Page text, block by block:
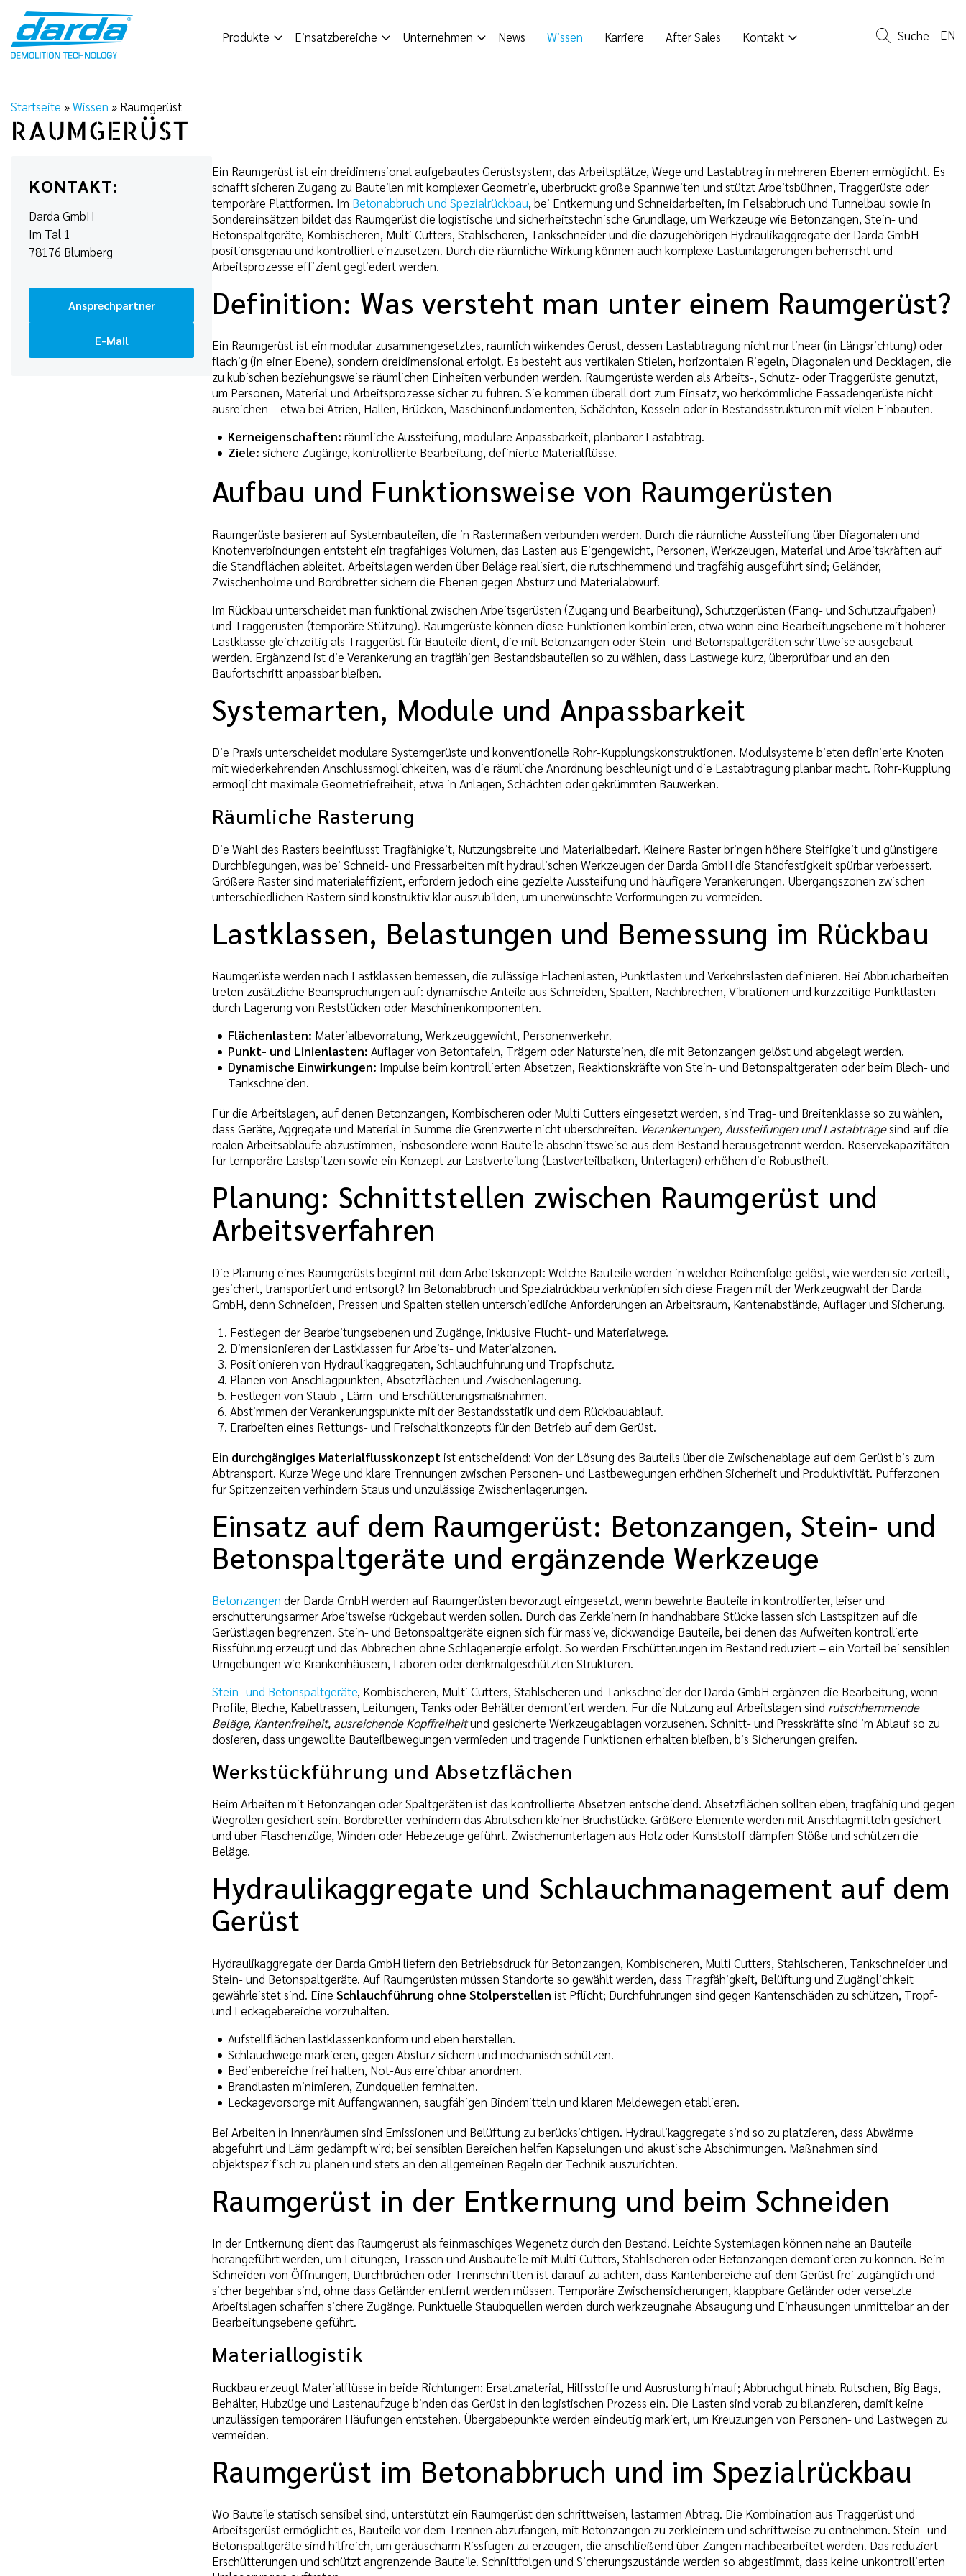
content
Produkte Einsatzbereiche Unternehmen News Wissen Karriere After Sales Kontakt Suche EN
Startseite »Wissen » Raumgerüst
RAUMGERÜST
KONTAKT:
Darda GmbH
Im Tal 1
78176 Blumberg
Ansprechpartner
E-Mail
Ein Raumgerüst ist ein dreidimensional aufgebautes Gerüstsystem, das Arbeitsplätze, Wege und Lastabtrag in mehreren Ebenen ermöglicht. Es
schafft sicheren Zugang zu Bauteilen mit komplexer Geometrie, überbrückt große Spannweiten und stützt Arbeitsbühnen, Traggerüste oder
temporäre Plattformen. Im Betonabbruch und Spezialrückbau, bei Entkernung und Schneidarbeiten, im Felsabbruch und Tunnelbau sowie in
Sondereinsätzen bildet das Raumgerüst die logistische und sicherheitstechnische Grundlage, um Werkzeuge wie Betonzangen, Stein- und
Betonspaltgeräte, Kombischeren, Multi Cutters, Stahlscheren, Tankschneider und die dazugehörigen Hydraulikaggregate der Darda GmbH
positionsgenau und kontrolliert einzusetzen. Durch die räumliche Wirkung können auch komplexe Lastumlagerungen beherrscht und
Arbeitsprozesse effizient gegliedert werden.
Definition: Was versteht man unter einem Raumgerüst?
Ein Raumgerüst ist ein modular zusammengesetztes, räumlich wirkendes Gerüst, dessen Lastabtragung nicht nur linear (in Längsrichtung) oder
flächig (in einer Ebene), sondern dreidimensional erfolgt. Es besteht aus vertikalen Stielen, horizontalen Riegeln, Diagonalen und Decklagen, die
zu kubischen beziehungsweise räumlichen Einheiten verbunden werden. Raumgerüste werden als Arbeits-, Schutz- oder Traggerüste genutzt,
um Personen, Material und Arbeitsprozesse sicher zu führen. Sie kommen überall dort zum Einsatz, wo herkömmliche Fassadengerüste nicht
ausreichen – etwa bei Atrien, Hallen, Brücken, Maschinenfundamenten, Schächten, Kesseln oder in Bestandsstrukturen mit vielen Einbauten.
Kerneigenschaften: räumliche Aussteifung, modulare Anpassbarkeit, planbarer Lastabtrag.
Ziele: sichere Zugänge, kontrollierte Bearbeitung, definierte Materialflüsse.
Aufbau und Funktionsweise von Raumgerüsten
Raumgerüste basieren auf Systembauteilen, die in Rastermaßen verbunden werden. Durch die räumliche Aussteifung über Diagonalen und
Knotenverbindungen entsteht ein tragfähiges Volumen, das Lasten aus Eigengewicht, Personen, Werkzeugen, Material und Arbeitskräften auf
die Standflächen ableitet. Arbeitslagen werden über Beläge realisiert, die rutschhemmend und tragfähig ausgeführt sind; Geländer,
Zwischenholme und Bordbretter sichern die Ebenen gegen Absturz und Materialabwurf.
Im Rückbau unterscheidet man funktional zwischen Arbeitsgerüsten (Zugang und Bearbeitung), Schutzgerüsten (Fang- und Schutzaufgaben)
und Traggerüsten (temporäre Stützung). Raumgerüste können diese Funktionen kombinieren, etwa wenn eine Bearbeitungsebene mit höherer
Lastklasse gleichzeitig als Traggerüst für Bauteile dient, die mit Betonzangen oder Stein- und Betonspaltgeräten schrittweise ausgebaut
werden. Ergänzend ist die Verankerung an tragfähigen Bestandsbauteilen so zu wählen, dass Lastwege kurz, überprüfbar und an den
Baufortschritt anpassbar bleiben.
Systemarten, Module und Anpassbarkeit
Die Praxis unterscheidet modulare Systemgerüste und konventionelle Rohr-Kupplungskonstruktionen. Modulsysteme bieten definierte Knoten
mit wiederkehrenden Anschlussmöglichkeiten, was die räumliche Anordnung beschleunigt und die Lastabtragung planbar macht. Rohr-Kupplung
ermöglicht maximale Geometriefreiheit, etwa in Anlagen, Schächten oder gekrümmten Bauwerken.
Räumliche Rasterung
Die Wahl des Rasters beeinflusst Tragfähigkeit, Nutzungsbreite und Materialbedarf. Kleinere Raster bringen höhere Steifigkeit und günstigere
Durchbiegungen, was bei Schneid- und Pressarbeiten mit hydraulischen Werkzeugen der Darda GmbH die Standfestigkeit spürbar verbessert.
Größere Raster sind materialeffizient, erfordern jedoch eine gezielte Aussteifung und häufigere Verankerungen. Übergangszonen zwischen
unterschiedlichen Rastern sind konstruktiv klar auszubilden, um unerwünschte Verformungen zu vermeiden.
Lastklassen, Belastungen und Bemessung im Rückbau
Raumgerüste werden nach Lastklassen bemessen, die zulässige Flächenlasten, Punktlasten und Verkehrslasten definieren. Bei Abbrucharbeiten
treten zusätzliche Beanspruchungen auf: dynamische Anteile aus Schneiden, Spalten, Nachbrechen, Vibrationen und kurzzeitige Punktlasten
durch Lagerung von Reststücken oder Maschinenkomponenten.
Flächenlasten: Materialbevorratung, Werkzeuggewicht, Personenverkehr.
Punkt- und Linienlasten: Auflager von Betontafeln, Trägern oder Natursteinen, die mit Betonzangen gelöst und abgelegt werden.
Dynamische Einwirkungen: Impulse beim kontrollierten Absetzen, Reaktionskräfte von Stein- und Betonspaltgeräten oder beim Blech- und
Tankschneiden.
Für die Arbeitslagen, auf denen Betonzangen, Kombischeren oder Multi Cutters eingesetzt werden, sind Trag- und Breitenklasse so zu wählen,
dass Geräte, Aggregate und Material in Summe die Grenzwerte nicht überschreiten. Verankerungen, Aussteifungen und Lastabträgesind auf die
realen Arbeitsabläufe abzustimmen, insbesondere wenn Bauteile abschnittsweise aus dem Bestand herausgetrennt werden. Reservekapazitäten
für temporäre Lastspitzen sowie ein Konzept zur Lastverteilung (Lastverteilbalken, Unterlagen) erhöhen die Robustheit.
Planung: Schnittstellen zwischen Raumgerüst und
Arbeitsverfahren
Die Planung eines Raumgerüsts beginnt mit dem Arbeitskonzept: Welche Bauteile werden in welcher Reihenfolge gelöst, wie werden sie zerteilt,
gesichert, transportiert und entsorgt? Im Betonabbruch und Spezialrückbau verknüpfen sich diese Fragen mit der Werkzeugwahl der Darda
GmbH, denn Schneiden, Pressen und Spalten stellen unterschiedliche Anforderungen an Arbeitsraum, Kantenabstände, Auflager und Sicherung.
Festlegen der Bearbeitungsebenen und Zugänge, inklusive Flucht- und Materialwege.
Dimensionieren der Lastklassen für Arbeits- und Materialzonen.
Positionieren von Hydraulikaggregaten, Schlauchführung und Tropfschutz.
Planen von Anschlagpunkten, Absetzflächen und Zwischenlagerung.
Festlegen von Staub-, Lärm- und Erschütterungsmaßnahmen.
Abstimmen der Verankerungspunkte mit der Bestandsstatik und dem Rückbauablauf.
Erarbeiten eines Rettungs- und Freischaltkonzepts für den Betrieb auf dem Gerüst.
Ein durchgängiges Materialflusskonzept ist entscheidend: Von der Lösung des Bauteils über die Zwischenablage auf dem Gerüst bis zum
Abtransport. Kurze Wege und klare Trennungen zwischen Personen- und Lastbewegungen erhöhen Sicherheit und Produktivität. Pufferzonen
für Spitzenzeiten verhindern Staus und unzulässige Zwischenlagerungen.
Einsatz auf dem Raumgerüst: Betonzangen, Stein- und
Betonspaltgeräte und ergänzende Werkzeuge
Betonzangen der Darda GmbH werden auf Raumgerüsten bevorzugt eingesetzt, wenn bewehrte Bauteile in kontrollierter, leiser und
erschütterungsarmer Arbeitsweise rückgebaut werden sollen. Durch das Zerkleinern in handhabbare Stücke lassen sich Lastspitzen auf die
Gerüstlagen begrenzen. Stein- und Betonspaltgeräte eignen sich für massive, dickwandige Bauteile, bei denen das Aufweiten kontrollierte
Rissführung erzeugt und das Abbrechen ohne Schlagenergie erfolgt. So werden Erschütterungen im Bestand reduziert – ein Vorteil bei sensiblen
Umgebungen wie Krankenhäusern, Laboren oder denkmalgeschützten Strukturen.
Stein- und Betonspaltgeräte, Kombischeren, Multi Cutters, Stahlscheren und Tankschneider der Darda GmbH ergänzen die Bearbeitung, wenn
Profile, Bleche, Kabeltrassen, Leitungen, Tanks oder Behälter demontiert werden. Für die Nutzung auf Arbeitslagen sind rutschhemmende
Beläge, Kantenfreiheit, ausreichende Kopffreiheitund gesicherte Werkzeugablagen vorzusehen. Schnitt- und Presskräfte sind im Ablauf so zu
dosieren, dass ungewollte Bauteilbewegungen vermieden und tragende Funktionen erhalten bleiben, bis Sicherungen greifen.
Werkstückführung und Absetzflächen
Beim Arbeiten mit Betonzangen oder Spaltgeräten ist das kontrollierte Absetzen entscheidend. Absetzflächen sollten eben, tragfähig und gegen
Wegrollen gesichert sein. Bordbretter verhindern das Abrutschen kleiner Bruchstücke. Größere Elemente werden mit Anschlagmitteln gesichert
und über Flaschenzüge, Winden oder Hebezeuge geführt. Zwischenunterlagen aus Holz oder Kunststoff dämpfen Stöße und schützen die
Beläge.
Hydraulikaggregate und Schlauchmanagement auf dem
Gerüst
Hydraulikaggregate der Darda GmbH liefern den Betriebsdruck für Betonzangen, Kombischeren, Multi Cutters, Stahlscheren, Tankschneider und
Stein- und Betonspaltgeräte. Auf Raumgerüsten müssen Standorte so gewählt werden, dass Tragfähigkeit, Belüftung und Zugänglichkeit
gewährleistet sind. Eine Schlauchführung ohne Stolperstellen ist Pflicht; Durchführungen sind gegen Kantenschäden zu schützen, Tropf-
und Leckagebereiche vorzuhalten.
Aufstellflächen lastklassenkonform und eben herstellen.
Schlauchwege markieren, gegen Absturz sichern und mechanisch schützen.
Bedienbereiche frei halten, Not-Aus erreichbar anordnen.
Brandlasten minimieren, Zündquellen fernhalten.
Leckagevorsorge mit Auffangwannen, saugfähigen Bindemitteln und klaren Meldewegen etablieren.
Bei Arbeiten in Innenräumen sind Emissionen und Belüftung zu berücksichtigen. Hydraulikaggregate sind so zu platzieren, dass Abwärme
abgeführt und Lärm gedämpft wird; bei sensiblen Bereichen helfen Kapselungen und akustische Abschirmungen. Maßnahmen sind
objektspezifisch zu planen und stets an den allgemeinen Regeln der Technik auszurichten.
Raumgerüst in der Entkernung und beim Schneiden
In der Entkernung dient das Raumgerüst als feinmaschiges Wegenetz durch den Bestand. Leichte Systemlagen können nahe an Bauteile
herangeführt werden, um Leitungen, Trassen und Ausbauteile mit Multi Cutters, Stahlscheren oder Betonzangen demontieren zu können. Beim
Schneiden von Öffnungen, Durchbrüchen oder Trennschnitten ist darauf zu achten, dass Kantenbereiche auf dem Gerüst frei zugänglich und
sicher begehbar sind, ohne dass Geländer entfernt werden müssen. Temporäre Zwischensicherungen, klappbare Geländer oder versetzte
Arbeitslagen schaffen sichere Zugänge. Punktuelle Staubquellen werden durch werkzeugnahe Absaugung und Einhausungen unmittelbar an der
Bearbeitungsebene geführt.
Materiallogistik
Rückbau erzeugt Materialflüsse in beide Richtungen: Ersatzmaterial, Hilfsstoffe und Ausrüstung hinauf; Abbruchgut hinab. Rutschen, Big Bags,
Behälter, Hubzüge und Lastenaufzüge binden das Gerüst in den logistischen Prozess ein. Die Lasten sind vorab zu bilanzieren, damit keine
unzulässigen temporären Häufungen entstehen. Übergabepunkte werden eindeutig markiert, um Kreuzungen von Personen- und Lastwegen zu
vermeiden.
Raumgerüst im Betonabbruch und im Spezialrückbau
Wo Bauteile statisch sensibel sind, unterstützt ein Raumgerüst den schrittweisen, lastarmen Abtrag. Die Kombination aus Traggerüst und
Arbeitsgerüst ermöglicht es, Bauteile vor dem Trennen abzufangen, mit Betonzangen zu zerkleinern und schrittweise zu entnehmen. Stein- und
Betonspaltgeräte sind hilfreich, um geräuscharm Rissfugen zu erzeugen, die anschließend über Zangen nachbearbeitet werden. Das reduziert
Erschütterungen und schützt angrenzende Bauteile. Schnittfolgen und Sicherungszustände werden so abgestimmt, dass keine unkontrollierten